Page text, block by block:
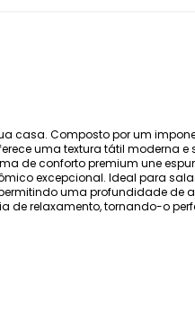
casa. Composto por um
uma textura tátil moderna
de conforto premium une
excepcional. Ideal para
uma profundidade de
relaxamento, tornando-o